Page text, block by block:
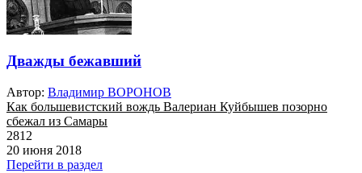
Дважды бежавший
Автор: Владимир ВОРОНОВ
Как большевистский вождь Валериан Куйбышев позорно
сбежал из Самары
2812
20 июня 2018
Перейти в раздел